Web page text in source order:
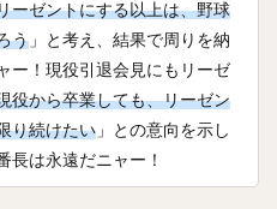
ーゼントにする以上は、野球
う 」と考え、結果で周りを納
ー！現役引退会見にもリーゼ
役から卒業しても、リーゼン
り続けたい 」との意向を示し
長は永遠だニャー！
森友哉（もりともや）
糸井嘉男（いといよしお）
吉田輝星（よしだこうせい）
）